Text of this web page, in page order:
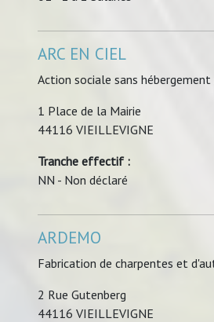
ARC EN CIEL
Action sociale sans hébergement
1 Place de la Mairie
44116 VIEILLEVIGNE
Tranche effectif :
NN - Non déclaré
ARDEMO
Fabrication de charpentes et
2 Rue Gutenberg
44116 VIEILLEVIGNE